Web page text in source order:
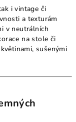
i vintage či
a texturám
v neutrálních
na stole či
sušenými